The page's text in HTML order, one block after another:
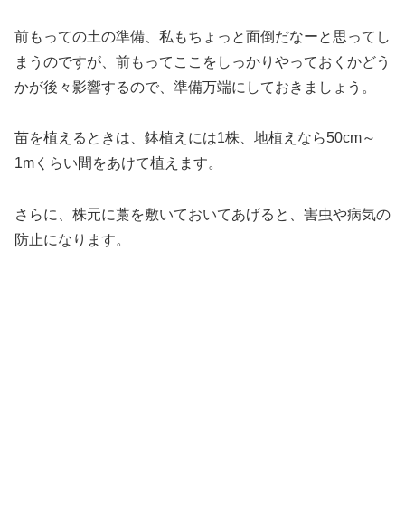
前もっての土の準備、私もちょっと面倒だなーと思ってし
まうのですが、前もってここをしっかりやっておくかどう
かが後々影響するので、準備万端にしておきましょう。
苗を植えるときは、鉢植えには1株、地植えなら50cm～
1mくらい間をあけて植えます。
さらに、株元に藁を敷いておいてあげると、害虫や病気の
防止になります。